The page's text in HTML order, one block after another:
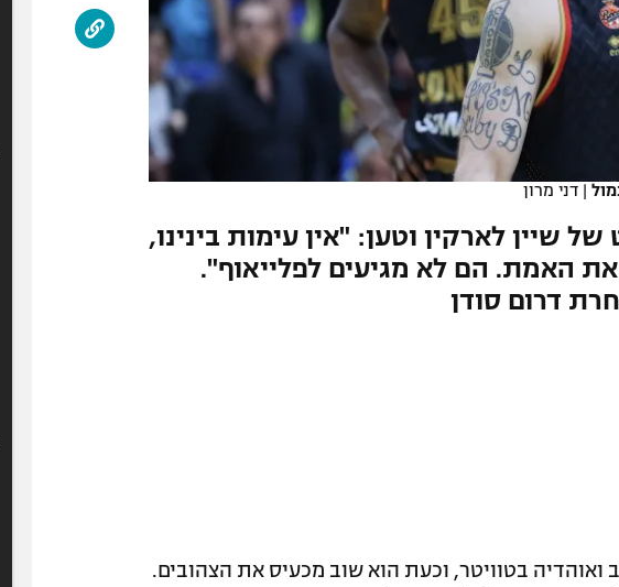
| דני מרון
שיין לארקין וטען: "אין עימות בינינו,
האמת. הם לא מגיעים לפלייאוף".
דרום סודן
ואוהדיה בטוויטר, וכעת הוא שוב מכעיס את הצהובים.